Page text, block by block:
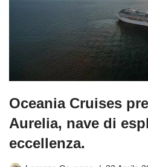
Oceania Cruises
Aurelia, nave di
eccellenza.